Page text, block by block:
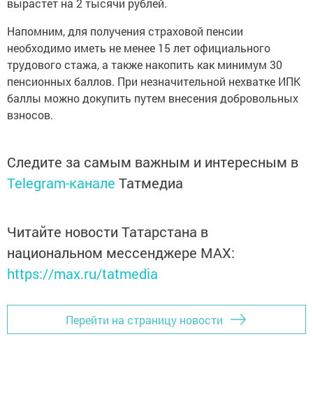
вырастет на 2 тысячи рублей.
Напомним, для получения страховой пенсии
необходимо иметь не менее 15 лет официального
трудового стажа, а также накопить как минимум 30
пенсионных баллов. При незначительной нехватке ИПК
баллы можно докупить путем внесения добровольных
взносов.
Следите за самым важным и интересным в
Telegram-канале Татмедиа
Читайте новости Татарстана в
национальном мессенджере MАХ:
https://max.ru/tatmedia
Перейти на страницу новости